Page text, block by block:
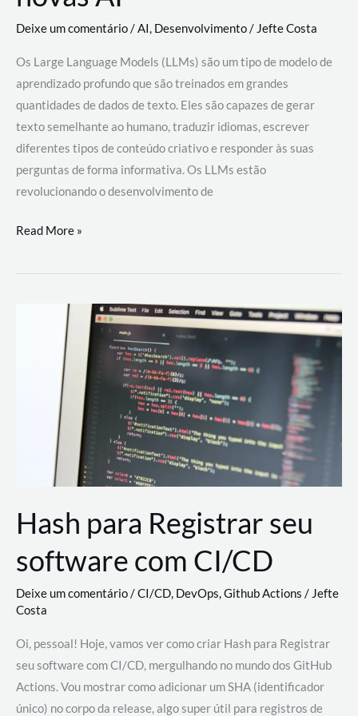
Deixe um comentário/AI, Desenvolvimento/ Jefte Costa
Os Large Language Models (LLMs) são um tipo de modelo de
aprendizado profundo que são treinados em grandes
quantidades de dados de texto. Eles são capazes de gerar
texto semelhante ao humano, traduzir idiomas, escrever
diferentes tipos de conteúdo criativo e responder às suas
perguntas de forma informativa. Os LLMs estão
revolucionando o desenvolvimento de
Large
Models
revolucionando
desenvolvimento
Read More »
Hash para Registrar seu
software com CI/CD
Deixe um comentário/CI/CD, DevOps,Github Actions /Jefte
Costa
Oi, pessoal! Hoje, vamos ver como criar Hash para Registrar
seu software com CI/CD, mergulhando no mundo dos GitHub
Actions. Vou mostrar como adicionar um SHA (identificador
único) no corpo da release, algo super útil para registros de